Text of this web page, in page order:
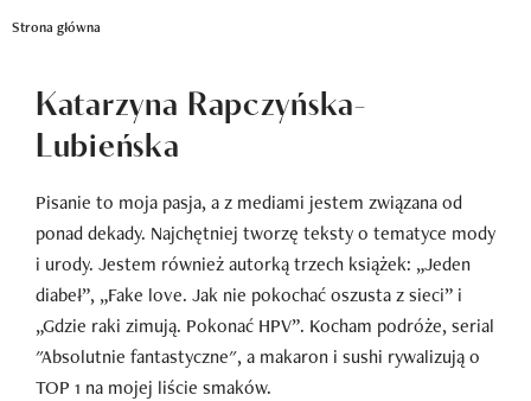
Newsletter
Mój profil / Zarejestruj się
Strona główna
Katarzyna Rapczyńska-
Lubieńska
Pisanie to moja pasja, a z mediami jestem związana od
ponad dekady. Najchętniej tworzę teksty o tematyce mody
i urody. Jestem również autorką trzech książek: „Jeden
diabeł”, „Fake love. Jak nie pokochać oszusta z sieci” i
„Gdzie raki zimują. Pokonać HPV”. Kocham podróże, serial
"Absolutnie fantastyczne", a makaron i sushi rywalizują o
TOP 1 na mojej liście smaków.